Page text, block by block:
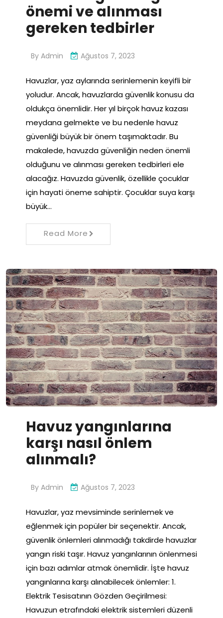
önemi ve alınması
gereken tedbirler
By Admin Ağustos 7, 2023
Havuzlar, yaz aylarında serinlemenin keyifli bir
yoludur. Ancak, havuzlarda güvenlik konusu da
oldukça önemlidir. Her yıl birçok havuz kazası
meydana gelmekte ve bu nedenle havuz
güvenliği büyük bir önem taşımaktadır. Bu
makalede, havuzda güvenliğin neden önemli
olduğunu ve alınması gereken tedbirleri ele
alacağız. Havuzda güvenlik, özellikle çocuklar
için hayati öneme sahiptir. Çocuklar suya karşı
büyük…
Read More
Havuz yangınlarına
karşı nasıl önlem
alınmalı?
By Admin Ağustos 7, 2023
Havuzlar, yaz mevsiminde serinlemek ve
eğlenmek için popüler bir seçenektir. Ancak,
güvenlik önlemleri alınmadığı takdirde havuzlar
yangın riski taşır. Havuz yangınlarının önlenmesi
için bazı adımlar atmak önemlidir. İşte havuz
yangınlarına karşı alınabilecek önlemler: 1.
Elektrik Tesisatının Gözden Geçirilmesi:
Havuzun etrafındaki elektrik sistemleri düzenli